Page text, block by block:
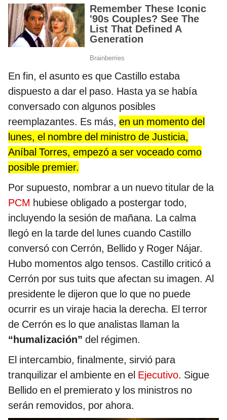
En fin, el asunto es que Castillo estaba
dispuesto a dar el paso. Hasta ya se había
conversado con algunos posibles
reemplazantes. Es más, en un momento del
lunes, el nombre del ministro de Justicia,
Aníbal Torres, empezó a ser voceado como
posible premier.
Por supuesto, nombrar a un nuevo titular de la
PCM hubiese obligado a postergar todo,
incluyendo la sesión de mañana. La calma
llegó en la tarde del lunes cuando Castillo
conversó con Cerrón, Bellido y Roger Nájar.
Hubo momentos algo tensos. Castillo criticó a
Cerrón por sus tuits que afectan su imagen. Al
presidente le dijeron que lo que no puede
ocurrir es un viraje hacia la derecha. El terror
de Cerrón es lo que analistas llaman la
“humalización” del régimen.
El intercambio, finalmente, sirvió para
tranquilizar el ambiente en el Ejecutivo. Sigue
Bellido en el premierato y los ministros no
serán removidos, por ahora.